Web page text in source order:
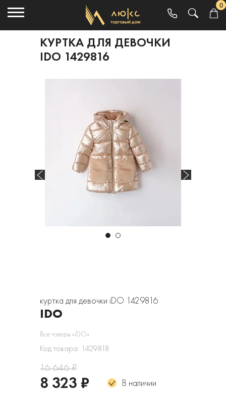
0
КУРТКА ДЛЯ ДЕВОЧКИ
IDO 1429816
куртка для девочки iDO 1429816
IDO
Все товары «iDO»
Код товара: 1429818
16 646 ₽
8 323 ₽ В наличии